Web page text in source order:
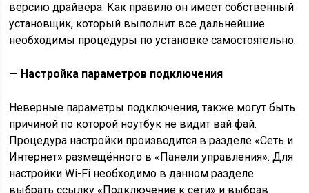
версию драйвера. Как правило он имеет собственный
установщик, который выполнит все дальнейшие
необходимы процедуры по установке самостоятельно.
— Настройка параметров подключения
Неверные параметры подключения, также могут быть
причиной по которой ноутбук не видит вай фай.
Процедура настройки производится в разделе «Сеть и
Интернет» размещённого в «Панели управления». Для
настройки Wi-Fi необходимо в данном разделе
выбрать ссылку «Подключение к сети» и выбрав